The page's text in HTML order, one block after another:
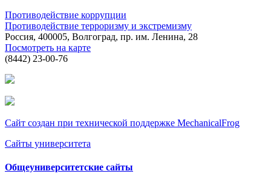
Противодействие коррупции
Противодействие терроризму и экстремизму
Россия, 400005, Волгоград, пр. им. Ленина, 28
Посмотреть на карте
(8442) 23-00-76
Сайт создан при технической поддержке MechanicalFrog
Сайты университета
Общеуниверситетские сайты